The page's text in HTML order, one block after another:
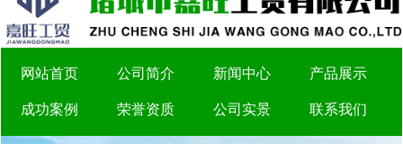
网站首页 公司简介 新闻中心 产品展示
成功案例 荣誉资质 公司实景 联系我们